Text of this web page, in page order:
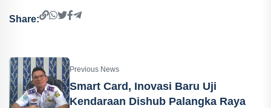
Share:
Previous News
Smart Card, Inovasi Baru Uji
Kendaraan Dishub Palangka Raya